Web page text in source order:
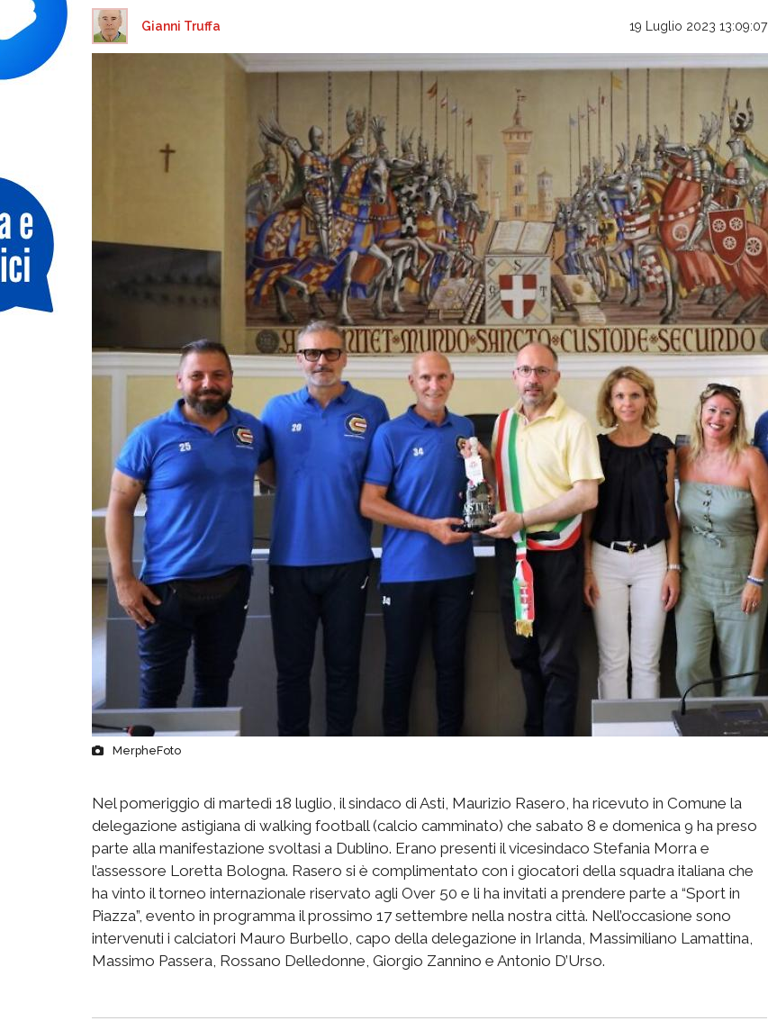
Gianni Truffa 19 Luglio 2023 13:09:07
MerpheFoto
Nel pomeriggio di martedì 18 luglio, il sindaco di Asti, Maurizio Rasero, ha ricevuto in Comune la
delegazione astigiana di walking football (calcio camminato) che sabato 8 e domenica 9 ha preso
parte alla manifestazione svoltasi a Dublino. Erano presenti il vicesindaco Stefania Morra e
l’assessore Loretta Bologna. Rasero si è complimentato con i giocatori della squadra italiana che
ha vinto il torneo internazionale riservato agli Over 50 e li ha invitati a prendere parte a “Sport in
Piazza”, evento in programma il prossimo 17 settembre nella nostra città. Nell’occasione sono
intervenuti i calciatori Mauro Burbello, capo della delegazione in Irlanda, Massimiliano Lamattina,
Massimo Passera, Rossano Delledonne, Giorgio Zannino e Antonio D’Urso.